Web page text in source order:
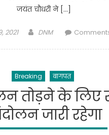
जयंत चौधरी ने […]
2021 Author
DNM
Breaking बागपत
के लिए
जारी रहेगा